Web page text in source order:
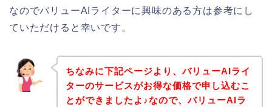
なのでバリューAIライターに興味のある方は参考にし
ていただけると幸いです。
ちなみに下記ページより、バリューAIライ
ターのサービスがお得な価格で申し込むこ
とができましたよ♪なので、バリューAIラ